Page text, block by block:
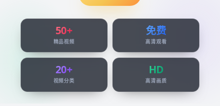
50+
精品视频
免费
高清观看
20+
视频分类
HD
高清画质